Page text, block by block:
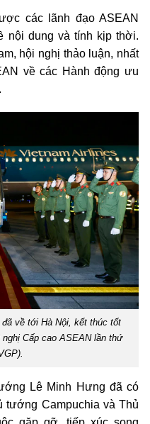
các lãnh đạo ASEAN
nội dung và tính kịp thời.
hội nghị thảo luận, nhất
về các Hành động ưu
về tới Hà Nội, kết thúc tốt
Cấp cao ASEAN lần thứ
Lê Minh Hưng đã có
tướng Campuchia và Thủ